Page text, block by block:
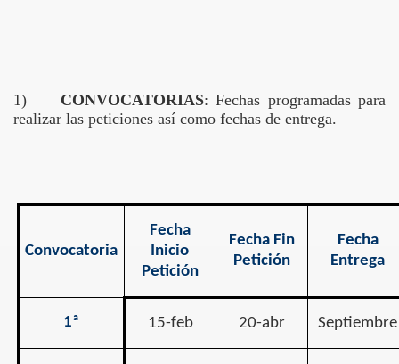
1) CONVOCATORIAS: Fechas programadas para
realizar las peticiones así como fechas de entrega.
Convocatoria
Fecha
Inicio
Petición
Fecha Fin
Petición
Fecha
Entrega
1ª 15-feb 20-abr Septiembre